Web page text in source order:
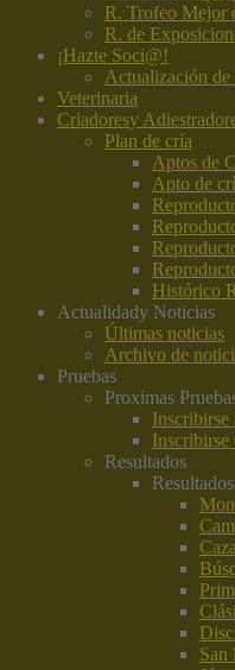
R. Trofeo Mejor
R. de
¡Hazte Soci@!
Actualización de
Veterinaria
Criadoresy
Plan de cría
Aptos de
Apto de
Histórico
Actualidady Noticias
Últimas noticias
Archivo de
Pruebas
Proximas
Resultados
San